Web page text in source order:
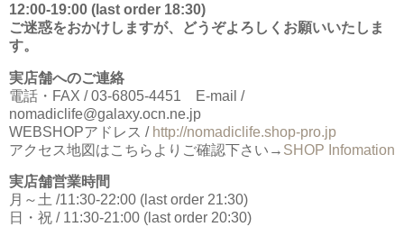
12:00-19:00 (last order 18:30)
ご迷惑をおかけしますが、どうぞよろしくお願いいたしま
す。
実店舗へのご連絡
電話・FAX / 03-6805-4451 E-mail /
nomadiclife@galaxy.ocn.ne.jp
WEBSHOPアドレス / http://nomadiclife.shop-pro.jp
アクセス地図はこちらよりご確認下さい→ SHOP Infomation
実店舗営業時間
月～土 /11:30-22:00 (last order 21:30)
日・祝 / 11:30-21:00 (last order 20:30)